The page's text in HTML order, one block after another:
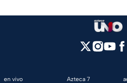
en vivo
Azteca 7